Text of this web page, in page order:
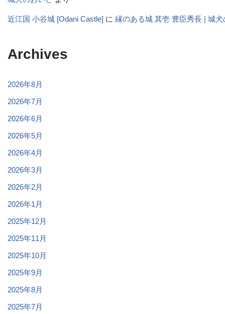
近江国 小谷城 [Odani Castle] に 縁のある城 其壱 豊臣秀長 | 城
Archives
2026年8月
2026年7月
2026年6月
2026年5月
2026年4月
2026年3月
2026年2月
2026年1月
2025年12月
2025年11月
2025年10月
2025年9月
2025年8月
2025年7月